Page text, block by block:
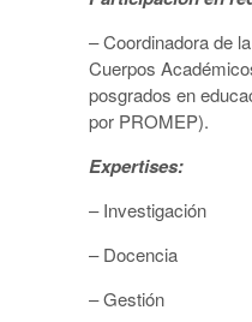
– Coordinadora de
Cuerpos
posgrados en
por PROMEP).
Expertises:
– Investigación
– Docencia
– Gestión